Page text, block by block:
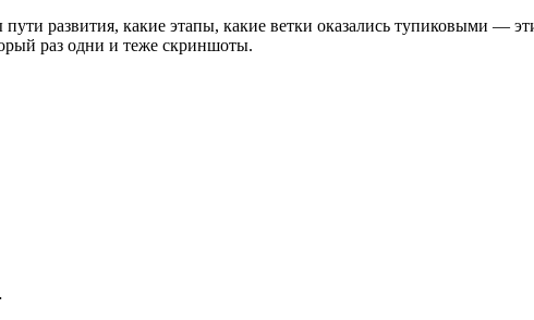
пути развития, какие этапы, какие ветки оказались тупиковыми —
раз одни и теже скриншоты.